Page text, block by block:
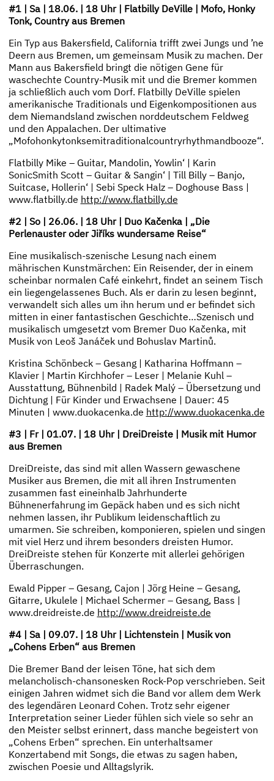
#1 | Sa | 18.06. | 18 Uhr | Flatbilly DeVille | Mofo, Honky
Tonk, Country aus Bremen
Ein Typ aus Bakersfield, California trifft zwei Jungs und ’ne
Deern aus Bremen, um gemeinsam Musik zu machen. Der
Mann aus Bakersfield bringt die nötigen Gene für
waschechte Country-Musik mit und die Bremer kommen
ja schließlich auch vom Dorf. Flatbilly DeVille spielen
amerikanische Traditionals und Eigenkompositionen aus
dem Niemandsland zwischen norddeutschem Feldweg
und den Appalachen. Der ultimative
„Mofohonkytonksemitraditionalcountryrhythmandbooze“.
Flatbilly Mike – Guitar, Mandolin, Yowlin‘ | Karin
SonicSmith Scott – Guitar & Sangin‘ | Till Billy – Banjo,
Suitcase, Hollerin‘ | Sebi Speck Halz – Doghouse Bass |
www.flatbilly.de http://www.flatbilly.de
#2 | So | 26.06. | 18 Uhr | Duo Kačenka | „Die
Perlenauster oder Jiříks wundersame Reise“
Eine musikalisch-szenische Lesung nach einem
mährischen Kunstmärchen: Ein Reisender, der in einem
scheinbar normalen Café einkehrt, findet an seinem Tisch
ein liegengelassenes Buch. Als er darin zu lesen beginnt,
verwandelt sich alles um ihn herum und er befindet sich
mitten in einer fantastischen Geschichte…Szenisch und
musikalisch umgesetzt vom Bremer Duo Kačenka, mit
Musik von Leoš Janáček und Bohuslav Martinů.
Kristina Schönbeck – Gesang | Katharina Hoffmann –
Klavier | Martin Kirchhofer – Leser | Melanie Kuhl –
Ausstattung, Bühnenbild | Radek Malý – Übersetzung und
Dichtung | Für Kinder und Erwachsene | Dauer: 45
Minuten | www.duokacenka.de http://www.duokacenka.de
#3 | Fr | 01.07. | 18 Uhr | DreiDreiste | Musik mit Humor
aus Bremen
DreiDreiste, das sind mit allen Wassern gewaschene
Musiker aus Bremen, die mit all ihren Instrumenten
zusammen fast eineinhalb Jahrhunderte
Bühnenerfahrung im Gepäck haben und es sich nicht
nehmen lassen, ihr Publikum leidenschaftlich zu
umarmen. Sie schreiben, komponieren, spielen und singen
mit viel Herz und ihrem besonders dreisten Humor.
DreiDreiste stehen für Konzerte mit allerlei gehörigen
Überraschungen.
Ewald Pipper – Gesang, Cajon | Jörg Heine – Gesang,
Gitarre, Ukulele | Michael Schermer – Gesang, Bass |
www.dreidreiste.de http://www.dreidreiste.de
#4 | Sa | 09.07. | 18 Uhr | Lichtenstein | Musik von
„Cohens Erben“ aus Bremen
Die Bremer Band der leisen Töne, hat sich dem
melancholisch-chansonesken Rock-Pop verschrieben. Seit
einigen Jahren widmet sich die Band vor allem dem Werk
des legendären Leonard Cohen. Trotz sehr eigener
Interpretation seiner Lieder fühlen sich viele so sehr an
den Meister selbst erinnert, dass manche begeistert von
„Cohens Erben“ sprechen. Ein unterhaltsamer
Konzertabend mit Songs, die etwas zu sagen haben,
zwischen Poesie und Alltagslyrik.